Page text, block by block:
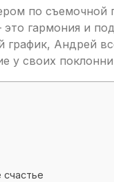
по
гармония и
график, Андрей
у своих